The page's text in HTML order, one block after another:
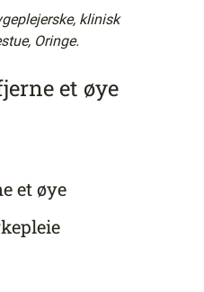
klinisk
Oringe.
et øye
et øye